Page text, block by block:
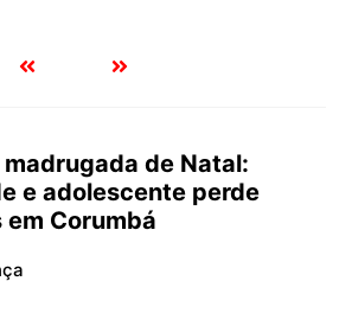
de Natal:
e adolescente perde
Corumbá